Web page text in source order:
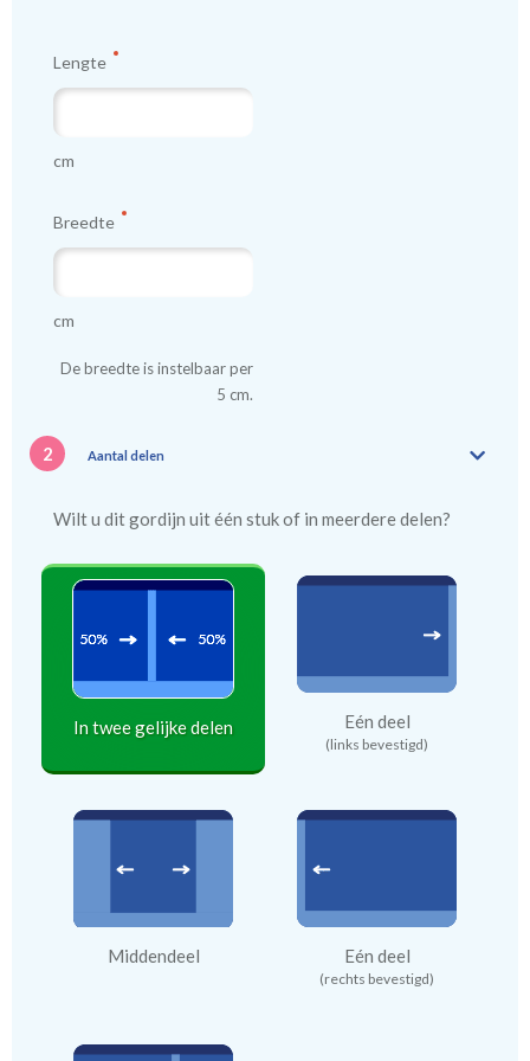
Lengte
cm
Breedte
cm
De breedte is instelbaar per
5 cm.
2 Aantal delen
Wilt u dit gordijn uit één stuk of in meerdere delen?
In twee gelijke delen Eén deel
(links bevestigd)
Middendeel Eén deel
(rechts bevestigd)